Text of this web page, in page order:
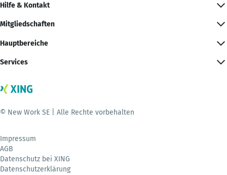
Hilfe & Kontakt
Mitgliedschaften
Hauptbereiche
Services
© New Work SE | Alle Rechte vorbehalten
Impressum
AGB
Datenschutz bei XING
Datenschutzerklärung